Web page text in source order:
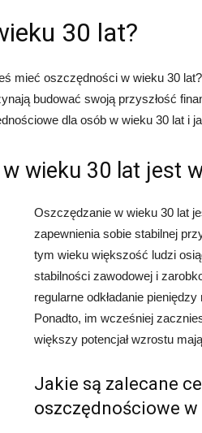
30 lat?
mieć oszczędności w wieku 30
budować swoją przyszłość
dla osób w wieku 30 lat i
wieku 30 lat jest
Oszczędzanie w wieku 30 lat
zapewnienia sobie stabilnej
tym wieku większość ludzi
stabilności zawodowej i
regularne odkładanie
Ponadto, im wcześniej
większy potencjał wzrostu
Jakie są zalecane
oszczędnościowe w